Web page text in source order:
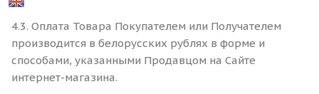
4.3. Оплата Товара Покупателем или Получателем
производится в белорусских рублях в форме и
способами, указанными Продавцом на Сайте
интернет-магазина.